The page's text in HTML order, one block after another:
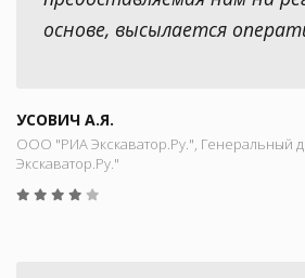
основе, высылается
УСОВИЧ А.Я.
ООО "РИА Экскаватор.Ру.", Генеральный
Экскаватор.Ру."